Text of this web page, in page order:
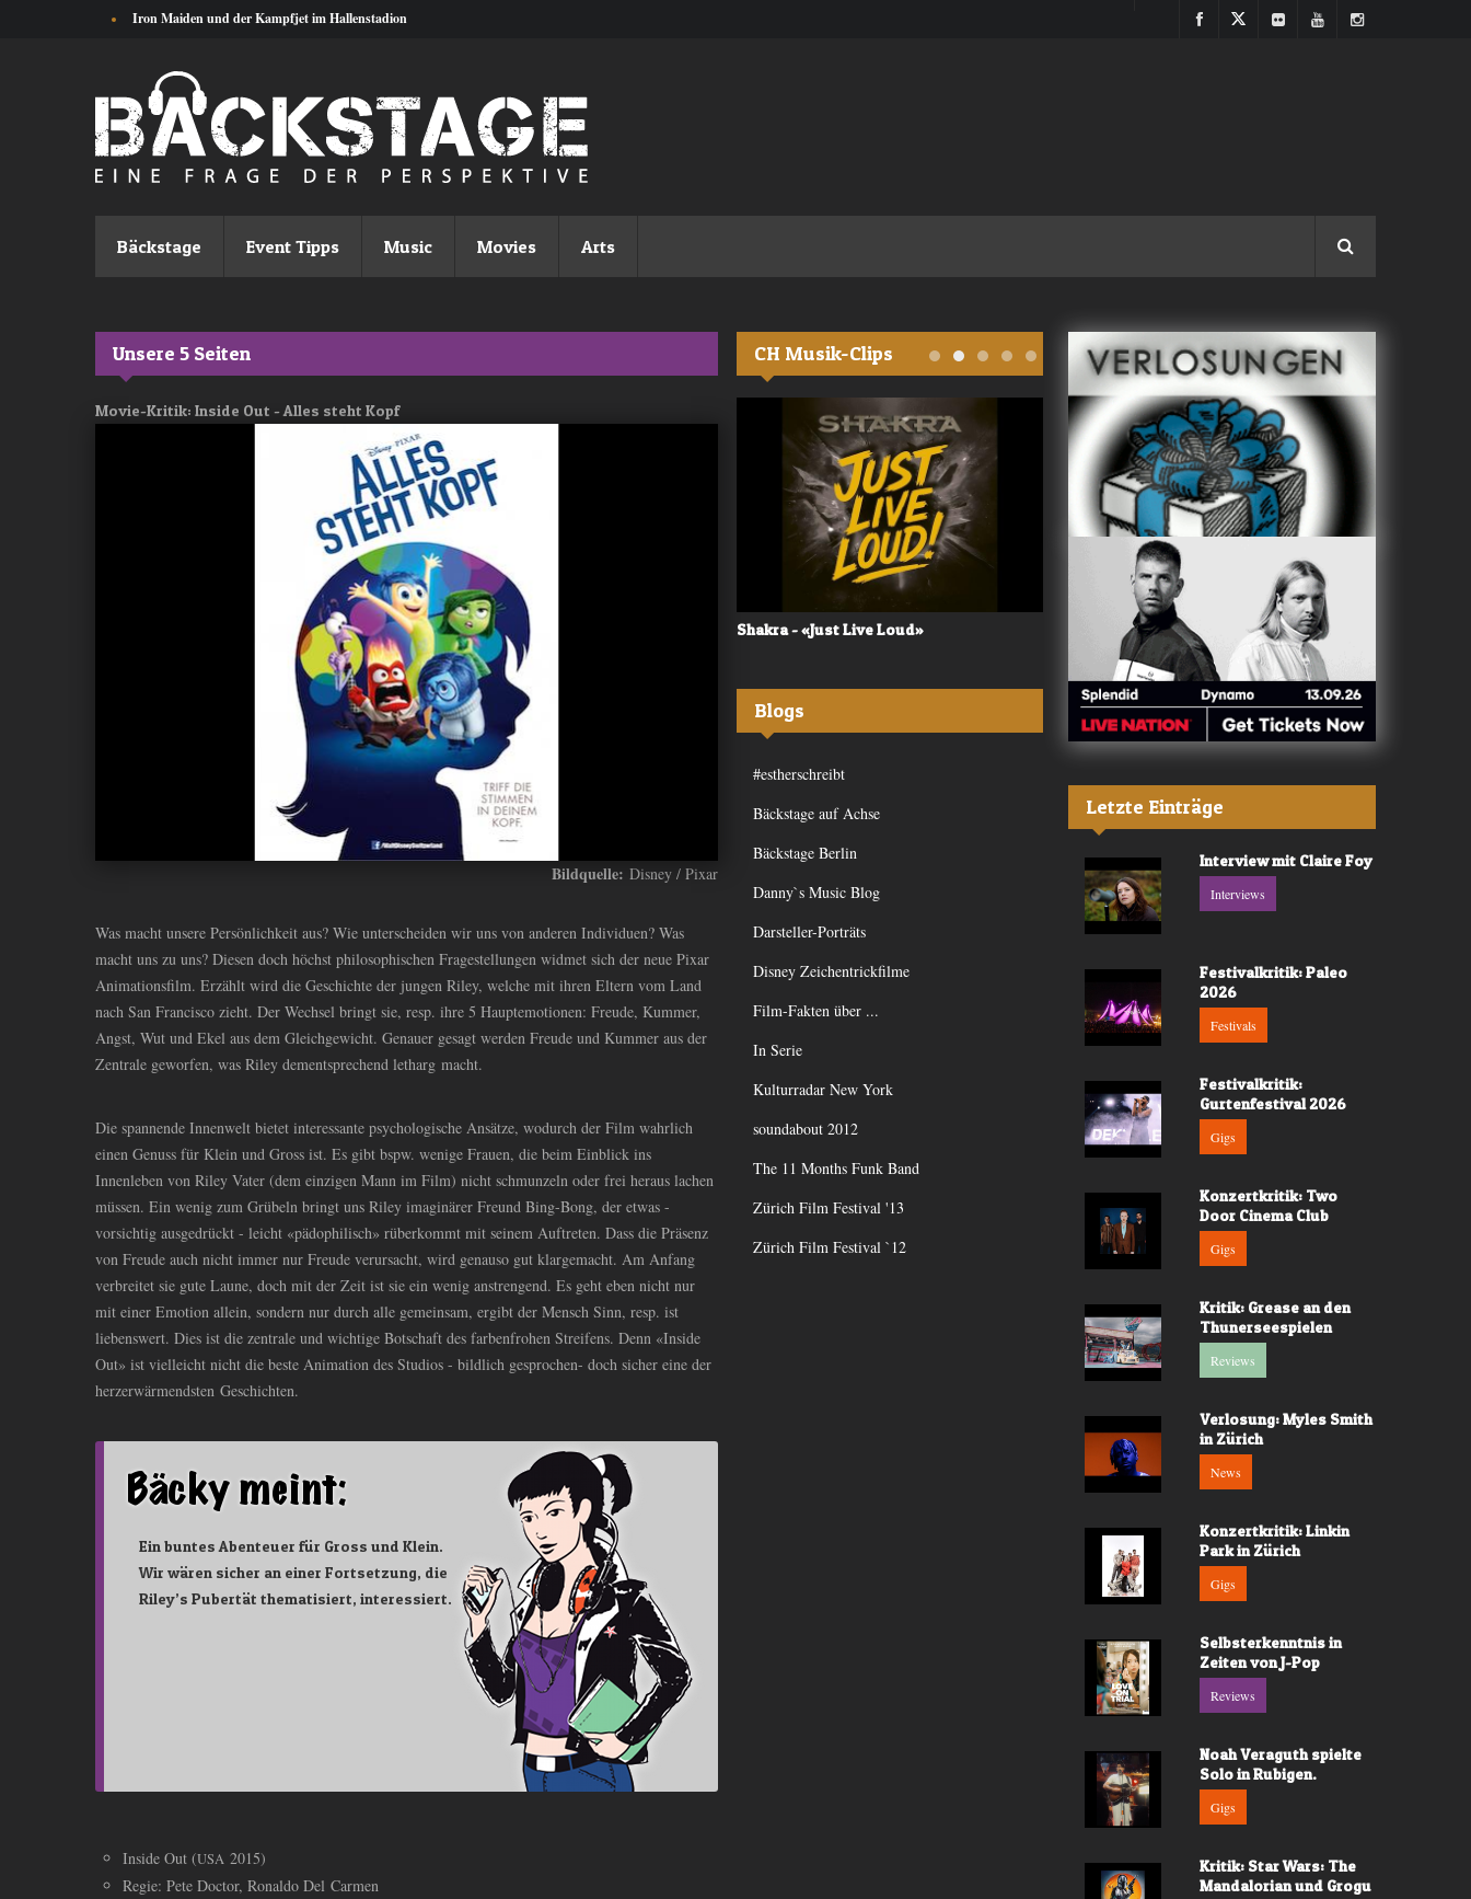
Iron Maiden und der Kampfjet im Hallenstadion
Bäckstage Event Tipps Music Movies Arts
Unsere 5 Seiten
Movie-Kritik: Inside Out - Alles steht Kopf
Bildquelle: Disney / Pixar
Was macht unsere Persönlichkeit aus? Wie unterscheiden wir uns von anderen Individuen? Was
macht uns zu uns? Diesen doch höchst philosophischen Fragestellungen widmet sich der neue Pixar
Animationsfilm. Erzählt wird die Geschichte der jungen Riley, welche mit ihren Eltern vom Land
nach San Francisco zieht. Der Wechsel bringt sie, resp. ihre 5 Hauptemotionen: Freude, Kummer,
Angst, Wut und Ekel aus dem Gleichgewicht. Genauer gesagt werden Freude und Kummer aus der
Zentrale geworfen, was Riley dementsprechend letharg macht.
Die spannende Innenwelt bietet interessante psychologische Ansätze, wodurch der Film wahrlich
einen Genuss für Klein und Gross ist. Es gibt bspw. wenige Frauen, die beim Einblick ins
Innenleben von Riley Vater (dem einzigen Mann im Film) nicht schmunzeln oder frei heraus lachen
müssen. Ein wenig zum Grübeln bringt uns Riley imaginärer Freund Bing-Bong, der etwas -
vorsichtig ausgedrückt - leicht «pädophilisch» rüberkommt mit seinem Auftreten. Dass die Präsenz
von Freude auch nicht immer nur Freude verursacht, wird genauso gut klargemacht. Am Anfang
verbreitet sie gute Laune, doch mit der Zeit ist sie ein wenig anstrengend. Es geht eben nicht nur
mit einer Emotion allein, sondern nur durch alle gemeinsam, ergibt der Mensch Sinn, resp. ist
liebenswert. Dies ist die zentrale und wichtige Botschaft des farbenfrohen Streifens. Denn «Inside
Out» ist vielleicht nicht die beste Animation des Studios - bildlich gesprochen- doch sicher eine der
herzerwärmendsten Geschichten.
Ein buntes Abenteuer für Gross und Klein.
Wir wären sicher an einer Fortsetzung, die
Riley’s Pubertät thematisiert, interessiert.
Inside Out (USA 2015)
Regie: Pete Doctor, Ronaldo Del Carmen
CH Musik-Clips
ANDIYAH - «Frequency» Shakra - «Just Live Loud» Valerù - «IL MARE»
Blogs
#estherschreibt
Bäckstage auf Achse
Bäckstage Berlin
Danny`s Music Blog
Darsteller-Porträts
Disney Zeichentrickfilme
Film-Fakten über ...
In Serie
Kulturradar New York
soundabout 2012
The 11 Months Funk Band
Zürich Film Festival '13
Zürich Film Festival `12
Letzte Einträge
Interview mit Claire Foy
Interviews
Festivalkritik: Paleo
2026
Festivals
Festivalkritik:
Gurtenfestival 2026
Gigs
Konzertkritik: Two
Door Cinema Club
Gigs
Kritik: Grease an den
Thunerseespielen
Reviews
Verlosung: Myles Smith
in Zürich
News
Konzertkritik: Linkin
Park in Zürich
Gigs
Selbsterkenntnis in
Zeiten von J-Pop
Reviews
Noah Veraguth spielte
Solo in Rubigen.
Gigs
Kritik: Star Wars: The
Mandalorian und Grogu